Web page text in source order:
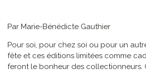
Par Marie-Bénédicte Gauthier
Pour soi, pour chez soi ou pour un
fête et ces éditions limitées comme
feront le bonheur des collectionneurs.